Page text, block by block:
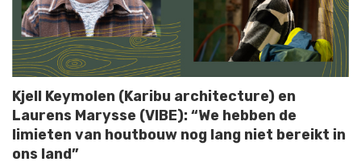
Kjell Keymolen (Karibu architecture) en
Laurens Marysse (VIBE): “We hebben de
limieten van houtbouw nog lang niet bereikt in
ons land”